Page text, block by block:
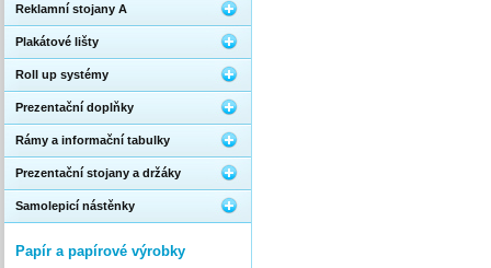
Reklamní stojany A
Plakátové lišty
Roll up systémy
Prezentační doplňky
Rámy a informační tabulky
Prezentační stojany a držáky
Samolepicí nástěnky
Papír a papírové výrobky